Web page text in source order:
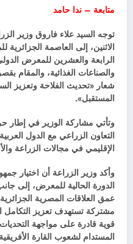
متابعة – ندا حامد
توجه السيد علاء فاروق وزير
الاثنين، إلى العاصمة الجزائرية
الرابعة والعشرين للمعرض
والصناعات الغذائية، والمقام
شعار «تحديث الفلاحة وتعزيز
المستقبل».
وتأتي مشاركة الوزير في إطار
التعاون الزراعي مع الدول
الإقليمي في مجالات الزراعة
وأكد وزير الزراعة أن اختيار
الدورة الحالية للمعرض، إلى
عمق العلاقات المصرية
مشتركة تستهدف تعزيز التكامل
قوية قادرة على مواجهة
المستدام لشعوب القارة